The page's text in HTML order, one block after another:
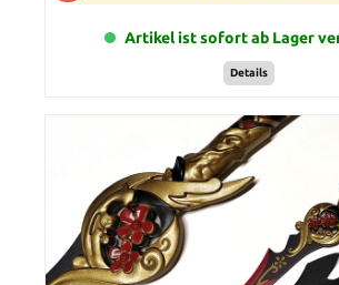
Artikel ist sofort ab Lager
Details